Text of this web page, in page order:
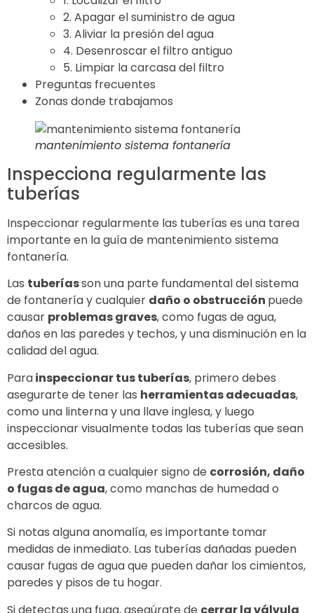
2. Apagar el suministro de agua
3. Aliviar la presión del agua
4. Desenroscar el filtro antiguo
5. Limpiar la carcasa del filtro
Preguntas frecuentes
Zonas donde trabajamos
mantenimiento sistema fontanería
Inspecciona regularmente las
tuberías
Inspeccionar regularmente las tuberías es una tarea
importante en la guía de mantenimiento sistema
fontanería.
Las tuberíasson una parte fundamental del sistema
de fontanería y cualquier daño o obstrucción puede
causar problemas graves, como fugas de agua,
daños en las paredes y techos, y una disminución en la
calidad del agua.
Parainspeccionar tus tuberías, primero debes
asegurarte de tener las herramientas adecuadas,
como una linterna y una llave inglesa, y luego
inspeccionar visualmente todas las tuberías que sean
accesibles.
Presta atención a cualquier signo de corrosión, daño
o fugas de agua, como manchas de humedad o
charcos de agua.
Si notas alguna anomalía, es importante tomar
medidas de inmediato. Las tuberías dañadas pueden
causar fugas de agua que pueden dañar los cimientos,
paredes y pisos de tu hogar.
Si detectas una fuga, asegúrate de cerrar la válvula